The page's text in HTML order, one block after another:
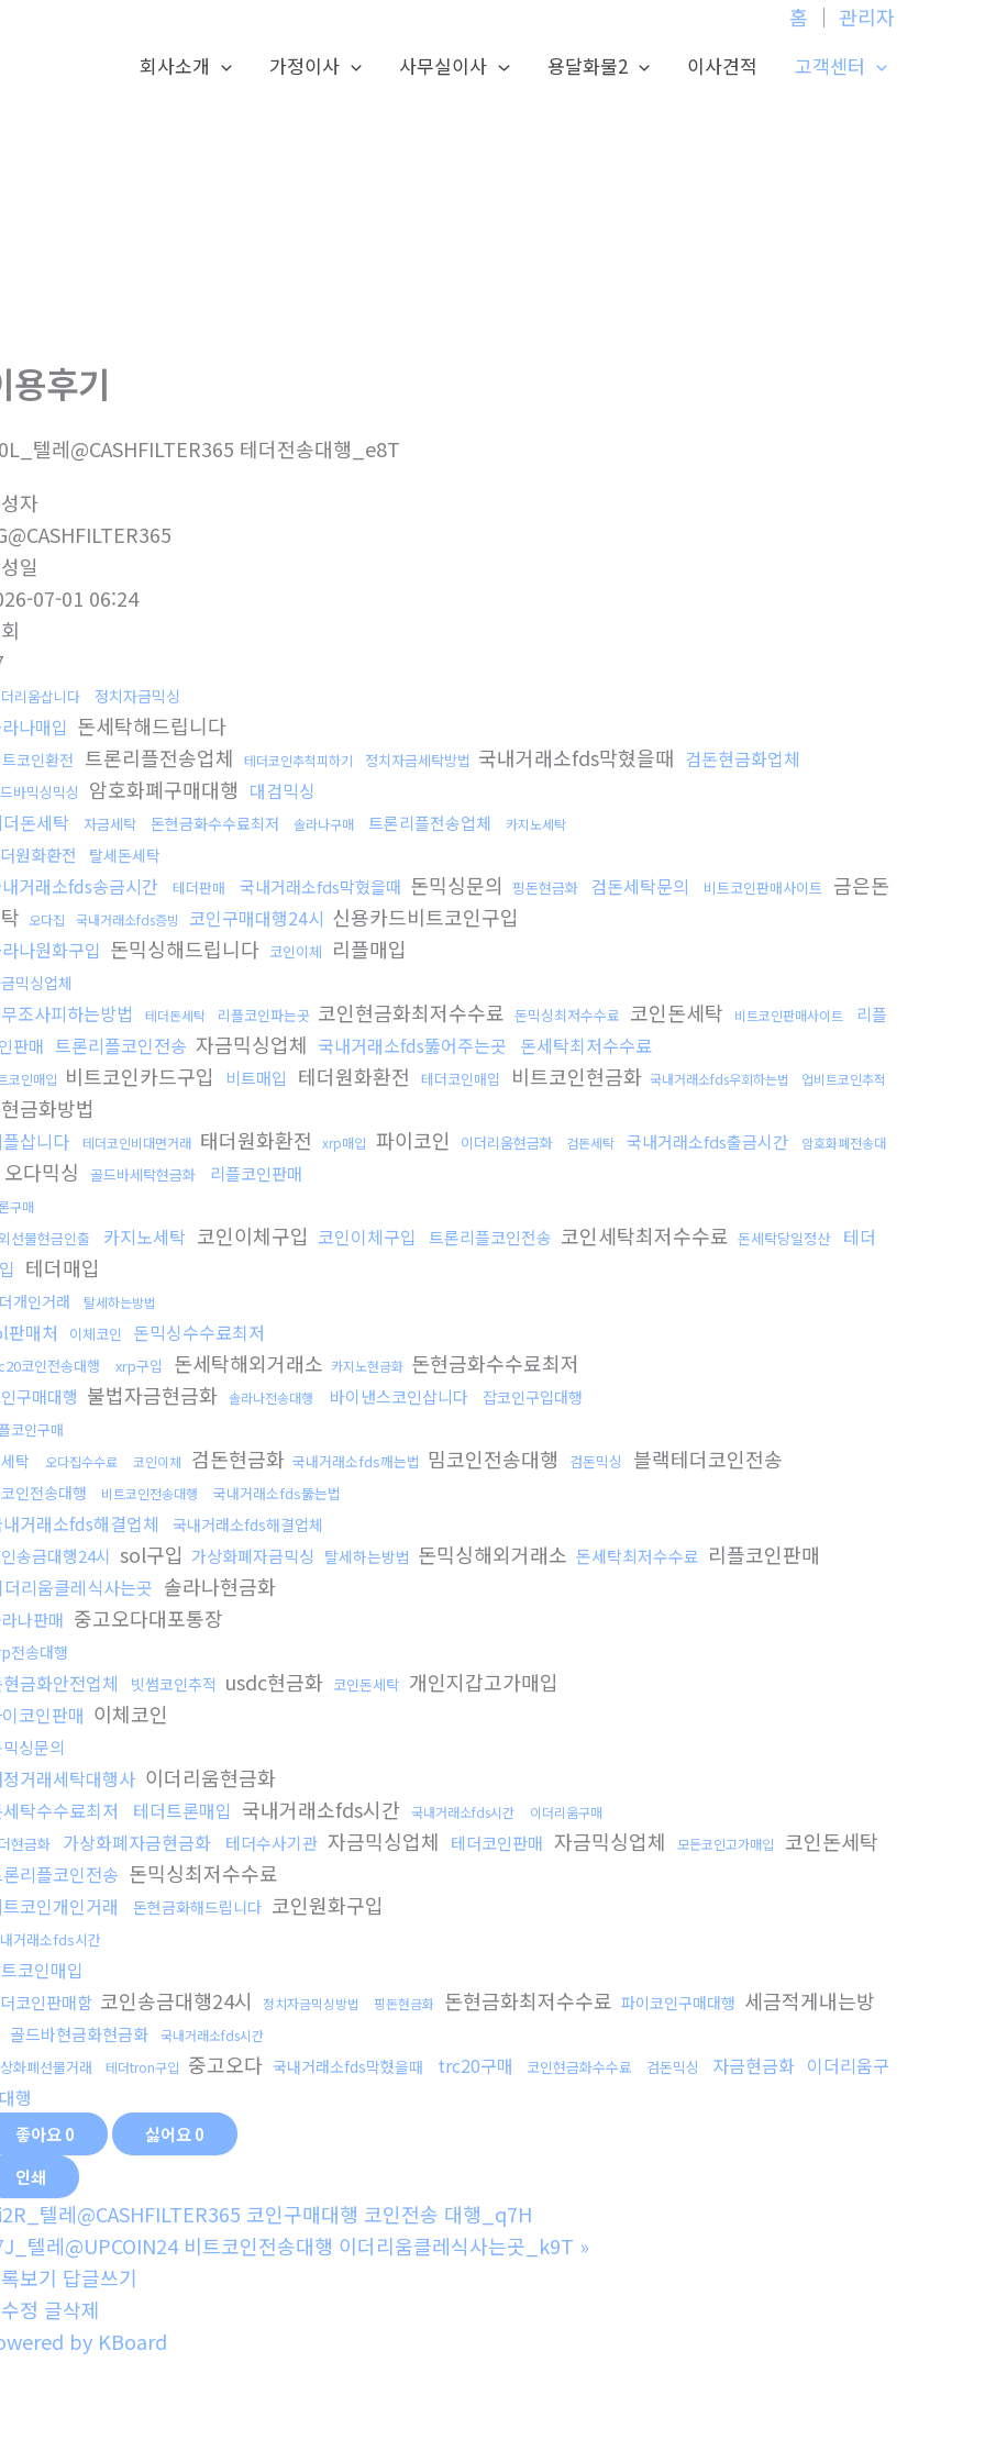
홈 │ 관리자
회사소개 가정이사 사무실이사 용달화물2 이사견적 고객센터
용후기
텔레@CASHFILTER365 테더전송대행_e8T
자
일
07-01 06:24
리움삽니다 정치자금믹싱
나매입 돈세탁해드립니다
코인환전 트론리플전송업체 테더코인추척피하기 정치자금세탁방법 국내거래소fds막혔을때 검돈현금화업체
바믹싱믹싱 암호화폐구매대행 대검믹싱
돈세탁
자금세탁 돈현금화수수료최저 솔라나구매 트론리플전송업체 카지노세탁
원화환전 탈세돈세탁
거래소fds송금시간 테더판매 국내거래소fds막혔을때 돈믹싱문의 핑돈현금화 검돈세탁문의 비트코인판매사이트
금은돈
오다집 국내거래소fds증빙 코인구매대행24시 신용카드비트코인구입
나원화구입 돈믹싱해드립니다 코인이체 리플매입
믹싱업체
조사피하는방법 테더돈세탁 리플코인파는곳 코인현금화최저수수료 돈믹싱최저수수료 코인돈세탁 비트코인판매사이트
리플
판매 트론리플코인전송 자금믹싱업체 국내거래소fds뚫어주는곳 돈세탁최저수수료
코인매입 비트코인카드구입 비트매입 테더원화환전 테더코인매입 비트코인현금화 국내거래소fds우회하는법 업비트코인추적
금화방법
삽니다 테더코인비대면거래 태더원화환전 xrp매입 파이코인 이더리움현금화 검돈세탁 국내거래소fds출금시간
암호화폐전송대
오다믹싱 골드바세탁현금화 리플코인판매
구매
선물현금인출 카지노세탁 코인이체구입 코인이체구입 트론리플코인전송 코인세탁최저수수료 돈세탁당일정산
테더
테더매입
개인거래 탈세하는방법
판매처 이체코인 돈믹싱수수료최저
코인전송대행 xrp구입 돈세탁해외거래소 카지노현금화 돈현금화수수료최저
구매대행 불법자금현금화 솔라나전송대행 바이낸스코인삽니다 잡코인구입대행
코인구매
탁 오다집수수료 코인이체 검돈현금화 국내거래소fds깨는법 밈코인전송대행 검돈믹싱 블랙테더코인전송
인전송대행 비트코인전송대행 국내거래소fds뚫는법
거래소fds해결업체 국내거래소fds해결업체
송금대행24시 sol구입 가상화폐자금믹싱 탈세하는방법 돈믹싱해외거래소 돈세탁최저수수료 리플코인판매
더리움클레식사는곳 솔라나현금화
나판매 중고오다대포통장
전송대행
금화안전업체 빗썸코인추적 usdc현금화 코인돈세탁 개인지갑고가매입
코인판매 이체코인
싱문의
거래세탁대행사 이더리움현금화
탁수수료최저 테더트론매입 국내거래소fds시간 국내거래소fds시간 이더리움구매
현금화 가상화폐자금현금화 테더수사기관 자금믹싱업체 테더코인판매 자금믹싱업체 모든코인고가매입 코인돈세탁
리플코인전송 돈믹싱최저수수료
트코인개인거래 돈현금화해드립니다 코인원화구입
거래소fds시간
코인매입
코인판매함 코인송금대행24시 정치자금믹싱방법 핑돈현금화 돈현금화최저수수료 파이코인구매대행 세금적게내는방
골드바현금화현금화 국내거래소fds시간
화폐선물거래 테더tron구입 중고오다 국내거래소fds막혔을때 trc20구매 코인현금화수수료 검돈믹싱 자금현금화 이더리움구
행
좋아요0 싫어요0
인쇄
i2R_텔레@CASHFILTER365 코인구매대행 코인전송 대행_q7H
텔레@UPCOIN24 비트코인전송대행 이더리움클레식사는곳_k9T »
보기 답글쓰기
정 글삭제
by KBoard